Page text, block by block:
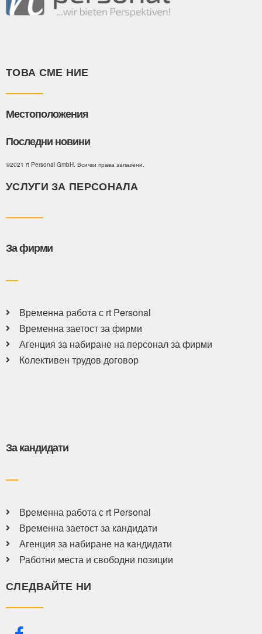
ТОВА СМЕ НИЕ
Местоположения
Последни новини
©2021 rt Personal GmbH. Всички права запазени.
УСЛУГИ ЗА ПЕРСОНАЛА
За фирми
Временна работа с rt Personal
Временна заетост за фирми
Агенция за набиране на персонал за фирми
Колективен трудов договор
За кандидати
Временна работа с rt Personal
Временна заетост за кандидати
Агенция за набиране на кандидати
Работни места и свободни позиции
СЛЕДВАЙТЕ НИ